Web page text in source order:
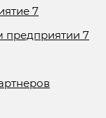
7
предприятии 7